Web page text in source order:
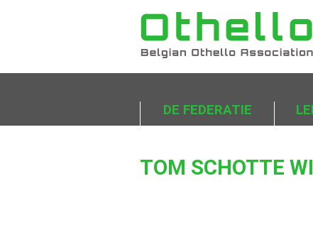
DE FEDERATIE
TOM SCHOTTE